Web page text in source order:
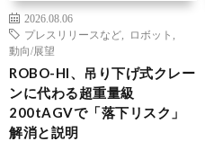
2026.08.06
プレスリリースなど
ロボット
動向/展望
ROBO-HI、吊り下げ式クレー
ンに代わる超重量級
200tAGVで「落下リスク」
解消と説明